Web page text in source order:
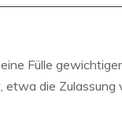
Fülle
die